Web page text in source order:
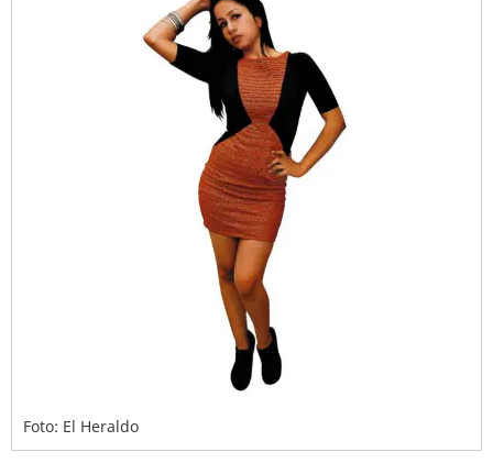
Foto: El Heraldo